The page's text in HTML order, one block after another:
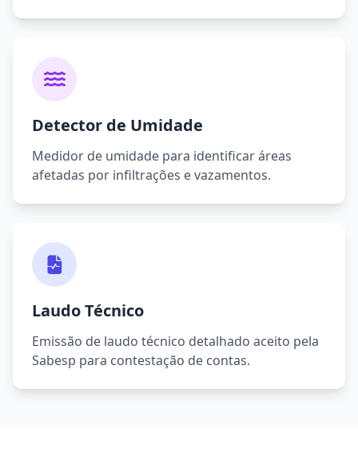
Detector de Umidade
Medidor de umidade para identificar áreas
afetadas por infiltrações e vazamentos.
Laudo Técnico
Emissão de laudo técnico detalhado aceito pela
Sabesp para contestação de contas.